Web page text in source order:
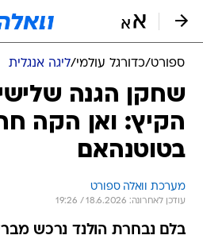
ספורט/כדורגל עולמי/ליגה אנגלית
שחקן הגנה
הקיץ: ואן הקה
בטוטנהאם
מערכת וואלה ספורט
עודכן לאחרונה: 18.6.2026 / 19:26
בלם נבחרת הולנד נרכש